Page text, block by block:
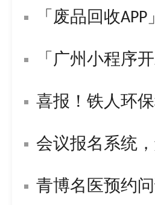
「废品回收
「广州小程序
喜报！铁人环保科
会议报名系统，
青博名医预约